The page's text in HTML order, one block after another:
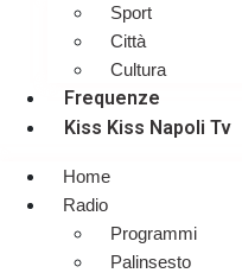
Sport
Città
Cultura
Frequenze
Kiss Kiss Napoli Tv
Home
Radio
Programmi
Palinsesto